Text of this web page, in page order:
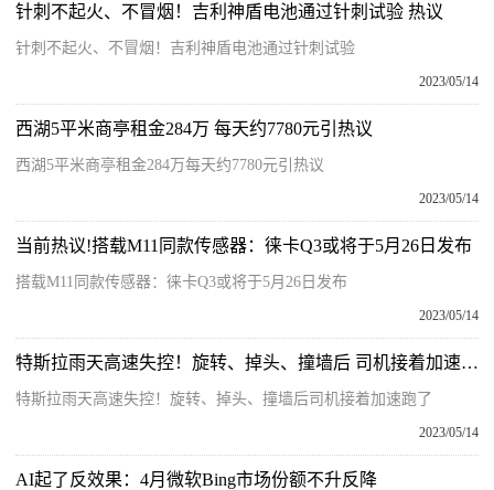
针刺不起火、不冒烟！吉利神盾电池通过针刺试验 热议
针刺不起火、不冒烟！吉利神盾电池通过针刺试验
2023/05/14
西湖5平米商亭租金284万 每天约7780元引热议
西湖5平米商亭租金284万每天约7780元引热议
2023/05/14
当前热议!搭载M11同款传感器：徕卡Q3或将于5月26日发布
搭载M11同款传感器：徕卡Q3或将于5月26日发布
2023/05/14
特斯拉雨天高速失控！旋转、掉头、撞墙后 司机接着加速跑了 环球新资讯
特斯拉雨天高速失控！旋转、掉头、撞墙后司机接着加速跑了
2023/05/14
AI起了反效果：4月微软Bing市场份额不升反降